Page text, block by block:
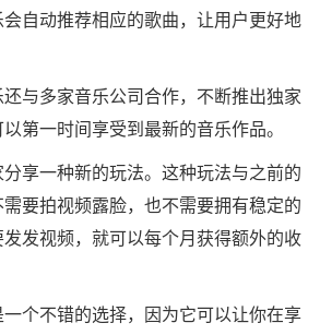
自动推荐相应的歌曲，让用户更好地
多家音乐公司合作，不断推出独家
第一时间享受到最新的音乐作品。
一种新的玩法。这种玩法与之前的
要拍视频露脸，也不需要拥有稳定的
发视频，就可以每个月获得额外的收
不错的选择，因为它可以让你在享